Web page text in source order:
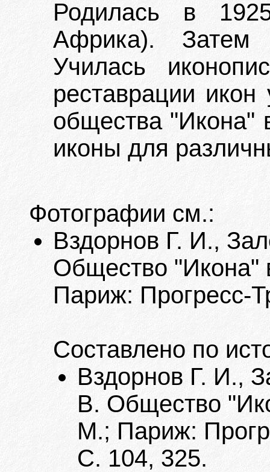
Родилась в
Африка). Затем
Училась
реставрации
общества "Икона"
иконы для
Фотографии см.:
Вздорнов Г. И.,
Общество
Париж: Прогресс-
Составлено по
Вздорнов Г. И.,
В. Общество
М.; Париж:
С. 104, 325.